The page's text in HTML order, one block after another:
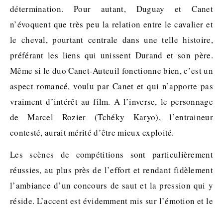
détermination. Pour autant, Duguay et Canet
n’évoquent que très peu la relation entre le cavalier et
le cheval, pourtant centrale dans une telle histoire,
préférant les liens qui unissent Durand et son père.
Même si le duo Canet-Auteuil fonctionne bien, c’est un
aspect romancé, voulu par Canet et qui n’apporte pas
vraiment d’intérêt au film. A l’inverse, le personnage
de Marcel Rozier (Tchéky Karyo), l’entraineur
contesté, aurait mérité d’être mieux exploité.
Les scènes de compétitions sont particulièrement
réussies, au plus près de l’effort et rendant fidèlement
l’ambiance d’un concours de saut et la pression qui y
réside. L’accent est évidemment mis sur l’émotion et le